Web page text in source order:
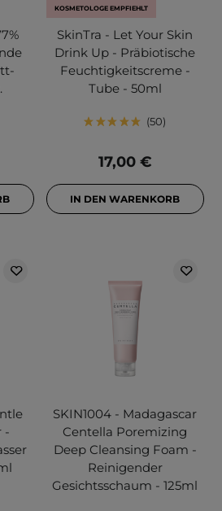
KOSMETOLOGE EMPFIEHLT
SkinTra - Let Your Skin
Drink Up - Präbiotische
Feuchtigkeitscreme -
Tube - 50ml
50
17,00 €
IN DEN WARENKORB
-
SKIN1004 - Madagascar
Centella Poremizing
Deep Cleansing Foam -
Reinigender
Gesichtsschaum - 125ml